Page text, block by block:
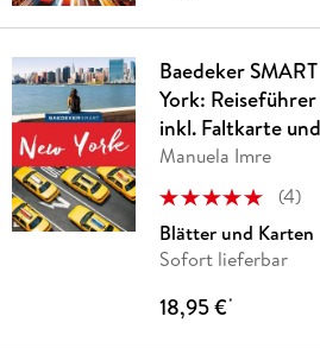
Baedeker
York:
inkl. Faltkarte
Manuela Imre
(4)
Blätter und Karten
Sofort lieferbar
18,95 €*